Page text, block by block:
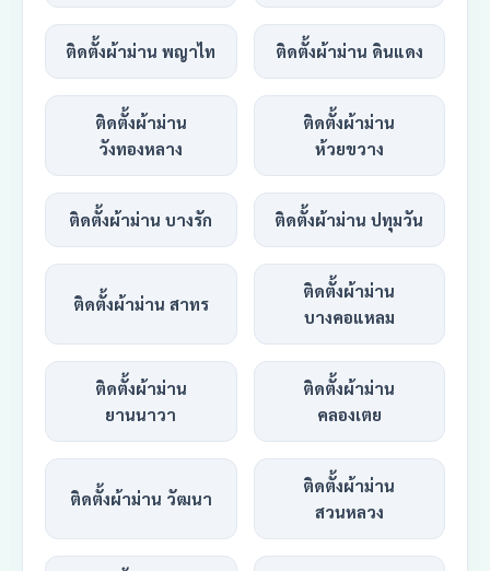
ติดตั้งผ้าม่าน พญาไท ติดตั้งผ้าม่าน ดินแดง
ติดตั้งผ้าม่าน
วังทองหลาง
ติดตั้งผ้าม่าน
ห้วยขวาง
ติดตั้งผ้าม่าน บางรัก ติดตั้งผ้าม่าน ปทุมวัน
ติดตั้งผ้าม่าน สาทร
ติดตั้งผ้าม่าน
บางคอแหลม
ติดตั้งผ้าม่าน
ยานนาวา
ติดตั้งผ้าม่าน
คลองเตย
ติดตั้งผ้าม่าน วัฒนา
ติดตั้งผ้าม่าน
สวนหลวง